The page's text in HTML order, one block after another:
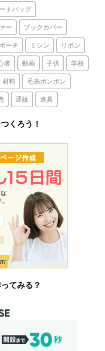
トバッグ
ー ブックカバー
ーチ ミシン リボン
者 動画 子供 学校
材料 毛糸ポンポン
通販 道具
くろう！
てみる？